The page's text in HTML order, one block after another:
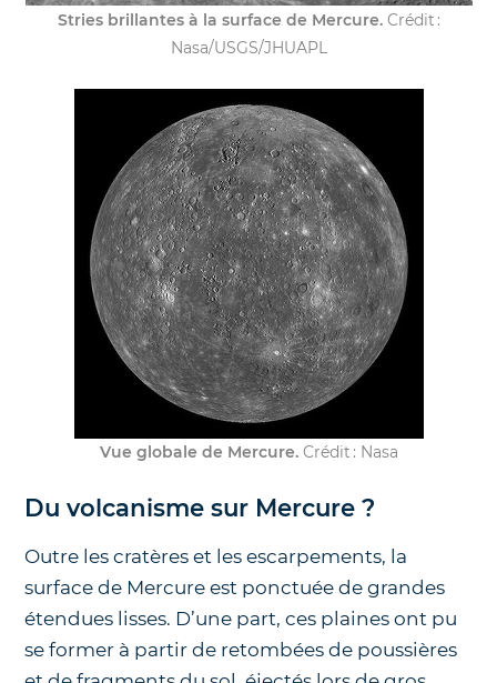
Stries brillantes à la surface de Mercure.Crédit :
Nasa/USGS/JHUAPL
Vue globale de Mercure.Crédit : Nasa
Du volcanisme sur Mercure ?
Outre les cratères et les escarpements, la
surface de Mercure est ponctuée de grandes
étendues lisses. D’une part, ces plaines ont pu
se former à partir de retombées de poussières